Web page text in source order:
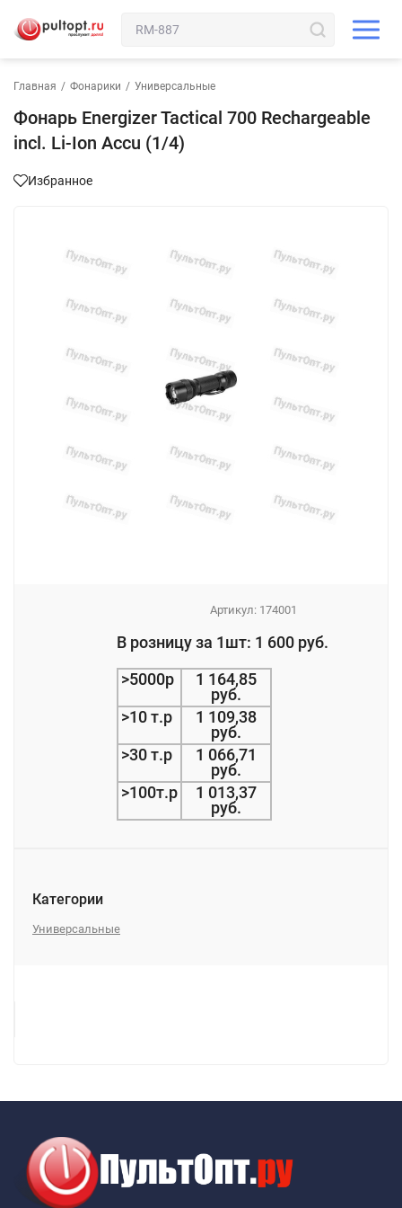
Главная / Фонарики / Универсальные
Фонарь Energizer Tactical 700 Rechargeable
incl. Li-Ion Accu (1/4)
Избранное
Артикул: 174001
В розницу за 1шт: 1 600 руб.
>5000р
1 164,85
руб.
>10 т.р
1 109,38
руб.
>30 т.р
1 066,71
руб.
>100т.р
1 013,37
руб.
Категории
Универсальные